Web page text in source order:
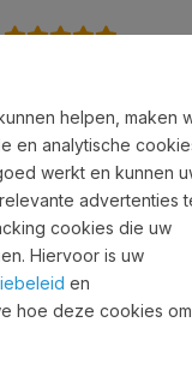
communicatiehelpen, maken
en analytische
werkt en kunnen
advertenties
cookies die uw
Hiervoor is uw
en
hoe deze cookies